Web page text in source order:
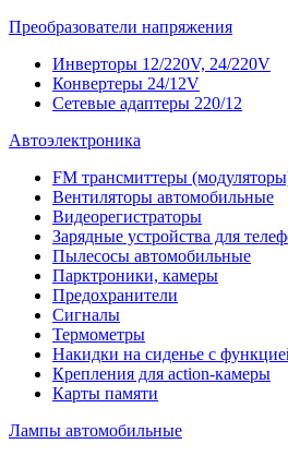
Преобразователи напряжения
Инверторы 12/220V, 24/220V
Конвертеры 24/12V
Сетевые адаптеры 220/12
Автоэлектроника
FM трансмиттеры
Вентиляторы автомобильные
Видеорегистраторы
Зарядные устройства для
Пылесосы автомобильные
Парктроники, камеры
Предохранители
Сигналы
Термометры
Накидки на сиденье с
Крепления для action-камеры
Карты памяти
Лампы автомобильные